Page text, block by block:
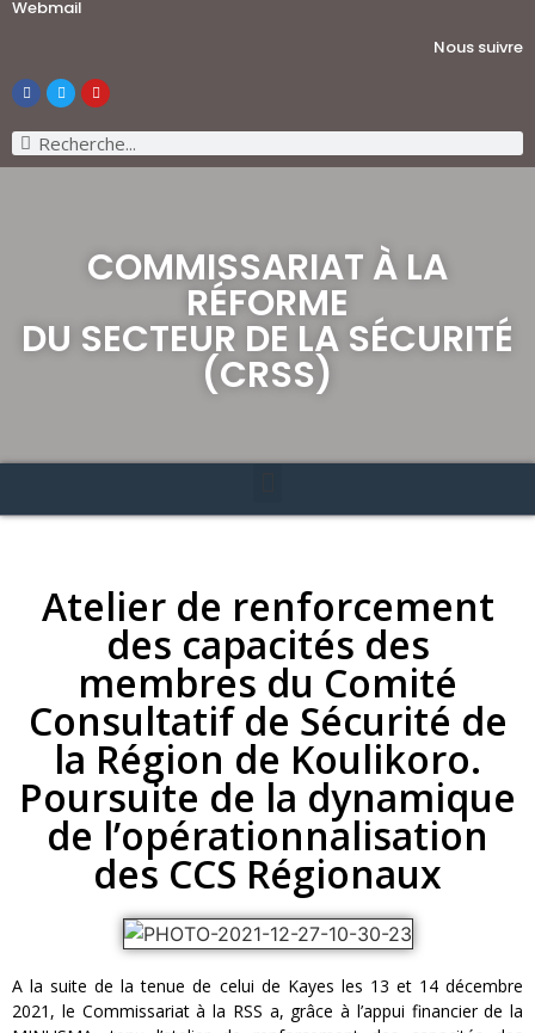
Webmail
Nous suivre
COMMISSARIAT À LA
RÉFORME
DU SECTEUR DE LA SÉCURITÉ
(CRSS)
Atelier de renforcement
des capacités des
membres du Comité
Consultatif de Sécurité de
la Région de Koulikoro.
Poursuite de la dynamique
de l’opérationnalisation
des CCS Régionaux
A la suite de la tenue de celui de Kayes les 13 et 14 décembre
2021, le Commissariat à la RSS a, grâce à l’appui financier de la